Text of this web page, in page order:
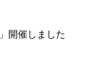
開催しました